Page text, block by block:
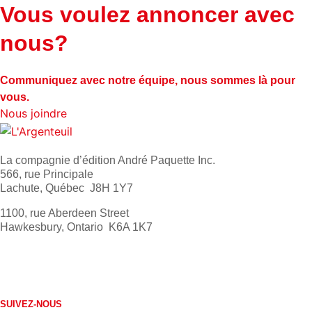
Vous voulez annoncer avec
nous?
Communiquez avec notre équipe, nous sommes là pour
vous.
Nous joindre
La compagnie d’édition André Paquette Inc.
566, rue Principale
Lachute, Québec J8H 1Y7
1100, rue Aberdeen Street
Hawkesbury, Ontario K6A 1K7
SUIVEZ-NOUS